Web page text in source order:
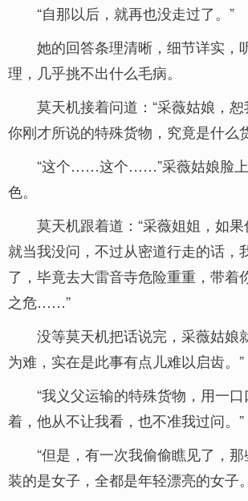
“自那以后，就再也没走过了。”
她的回答条理清晰，细节详实，
理，几乎挑不出什么毛病。
莫天机接着问道：“采薇姑娘，
你刚才所说的特殊货物，究竟是什么
“这个……这个……”采薇姑娘脸上
色。
莫天机跟着道：“采薇姐姐，如
就当我没问，不过从密道行走的话，
了，毕竟去大雷音寺危险重重，带着
之危……”
没等莫天机把话说完，采薇姑娘
为难，实在是此事有点儿难以启齿。”
“我义父运输的特殊货物，用一
着，他从不让我看，也不准我过问。”
“但是，有一次我偷偷瞧见了，
装的是女子，全都是年轻漂亮的女子